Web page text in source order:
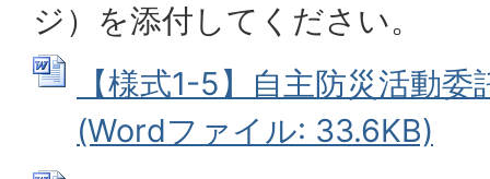
ジ）を添付してください。
【様式1-5】自主防災活動
(Wordファイル: 33.6KB)